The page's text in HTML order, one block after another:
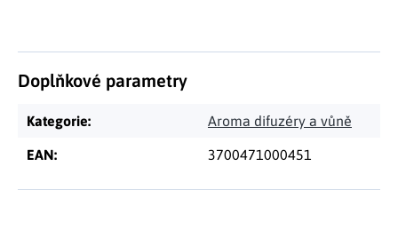
Doplňkové parametry
Kategorie: Aroma difuzéry a vůně
EAN: 3700471000451